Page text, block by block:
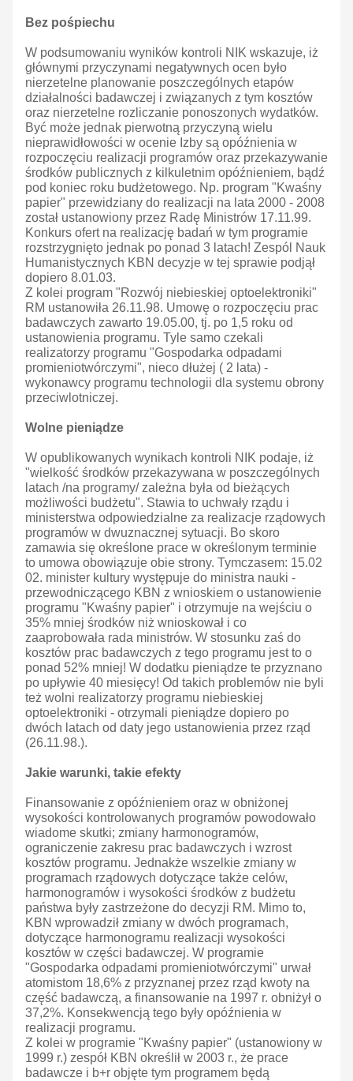
Bez pośpiechu
W podsumowaniu wyników kontroli NIK wskazuje, iż
głównymi przyczynami negatywnych ocen było
nierzetelne planowanie poszczególnych etapów
działalności badawczej i związanych z tym kosztów
oraz nierzetelne rozliczanie ponoszonych wydatków.
Być może jednak pierwotną przyczyną wielu
nieprawidłowości w ocenie Izby są opóźnienia w
rozpoczęciu realizacji programów oraz przekazywanie
środków publicznych z kilkuletnim opóźnieniem, bądź
pod koniec roku budżetowego. Np. program "Kwaśny
papier" przewidziany do realizacji na lata 2000 - 2008
został ustanowiony przez Radę Ministrów 17.11.99.
Konkurs ofert na realizację badań w tym programie
rozstrzygnięto jednak po ponad 3 latach! Zespól Nauk
Humanistycznych KBN decyzje w tej sprawie podjął
dopiero 8.01.03.
Z kolei program "Rozwój niebieskiej optoelektroniki"
RM ustanowiła 26.11.98. Umowę o rozpoczęciu prac
badawczych zawarto 19.05.00, tj. po 1,5 roku od
ustanowienia programu. Tyle samo czekali
realizatorzy programu "Gospodarka odpadami
promieniotwórczymi", nieco dłużej ( 2 lata) -
wykonawcy programu technologii dla systemu obrony
przeciwlotniczej.
Wolne pieniądze
W opublikowanych wynikach kontroli NIK podaje, iż
"wielkość środków przekazywana w poszczególnych
latach /na programy/ zależna była od bieżących
możliwości budżetu". Stawia to uchwały rządu i
ministerstwa odpowiedzialne za realizacje rządowych
programów w dwuznacznej sytuacji. Bo skoro
zamawia się określone prace w określonym terminie
to umowa obowiązuje obie strony. Tymczasem: 15.02
02. minister kultury występuje do ministra nauki -
przewodniczącego KBN z wnioskiem o ustanowienie
programu "Kwaśny papier" i otrzymuje na wejściu o
35% mniej środków niż wnioskował i co
zaaprobowała rada ministrów. W stosunku zaś do
kosztów prac badawczych z tego programu jest to o
ponad 52% mniej! W dodatku pieniądze te przyznano
po upływie 40 miesięcy! Od takich problemów nie byli
też wolni realizatorzy programu niebieskiej
optoelektroniki - otrzymali pieniądze dopiero po
dwóch latach od daty jego ustanowienia przez rząd
(26.11.98.).
Jakie warunki, takie efekty
Finansowanie z opóźnieniem oraz w obniżonej
wysokości kontrolowanych programów powodowało
wiadome skutki; zmiany harmonogramów,
ograniczenie zakresu prac badawczych i wzrost
kosztów programu. Jednakże wszelkie zmiany w
programach rządowych dotyczące także celów,
harmonogramów i wysokości środków z budżetu
państwa były zastrzeżone do decyzji RM. Mimo to,
KBN wprowadził zmiany w dwóch programach,
dotyczące harmonogramu realizacji wysokości
kosztów w części badawczej. W programie
"Gospodarka odpadami promieniotwórczymi" urwał
atomistom 18,6% z przyznanej przez rząd kwoty na
część badawczą, a finansowanie na 1997 r. obniżył o
37,2%. Konsekwencją tego były opóźnienia w
realizacji programu.
Z kolei w programie "Kwaśny papier" (ustanowiony w
1999 r.) zespół KBN określił w 2003 r., że prace
badawcze i b+r objęte tym programem będą